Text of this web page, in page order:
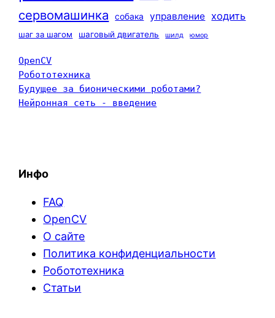
сервомашинка собака управление ходить
шаг за шагом шаговый двигатель шилд юмор
OpenCV
Робототехника
Будущее за бионическими роботами?
Нейронная сеть - введение
Инфо
FAQ
OpenCV
О сайте
Политика конфиденциальности
Робототехника
Статьи